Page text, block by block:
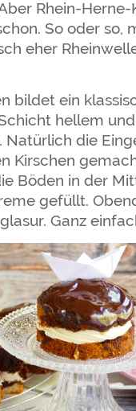
Rhein-
So oder so,
eher
bildet ein
hellem
die
Kirschen
Böden in der
gefüllt.
Ganz